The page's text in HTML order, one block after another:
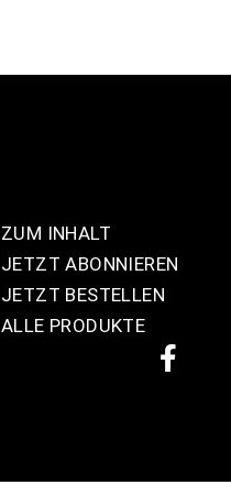
ZUM INHALT
JETZT ABONNIEREN
JETZT BESTELLEN
ALLE PRODUKTE